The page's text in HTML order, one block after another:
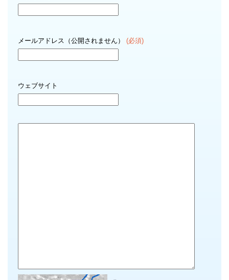
メールアドレス（公開されません） (必須)
ウェブサイト